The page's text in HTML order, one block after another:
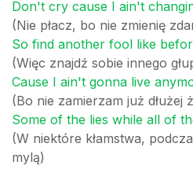
Don't cry cause I ain't
(Nie płacz, bo nie zmienię
So find another fool like
(Więc znajdź sobie innego
Cause I ain't gonna live
(Bo nie zamierzam już dłużej
Some of the lies while all of
(W niektóre kłamstwa,
mylą)